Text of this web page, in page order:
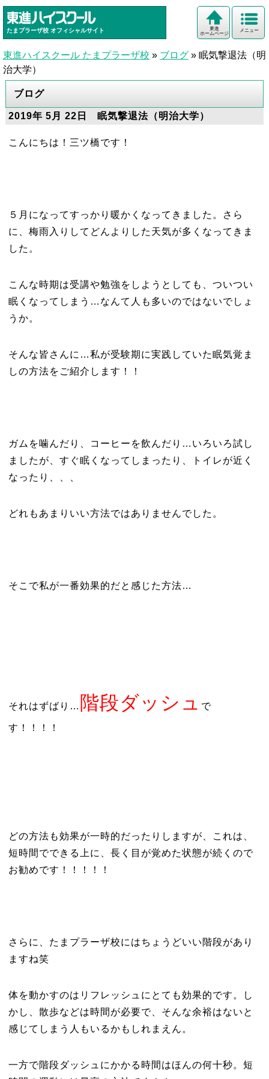
たまプラーザ校 オフィシャルサイト メニュー
東進
ホームページ
東進ハイスクール たまプラーザ校 » ブログ » 眠気撃退法（明
治大学）
ブログ
2019年 5月 22日 眠気撃退法（明治大学）
こんにちは！三ツ橋です！
５月になってすっかり暖かくなってきました。さら
に、梅雨入りしてどんよりした天気が多くなってきま
した。
こんな時期は受講や勉強をしようとしても、ついつい
眠くなってしまう…なんて人も多いのではないでしょ
うか。
そんな皆さんに…私が受験期に実践していた眠気覚ま
しの方法をご紹介します！！
ガムを噛んだり、コーヒーを飲んだり…いろいろ試し
ましたが、すぐ眠くなってしまったり、トイレが近く
なったり、、、
どれもあまりいい方法ではありませんでした。
そこで私が一番効果的だと感じた方法…
それはずばり… 階段ダッシュ で
す！！！！
どの方法も効果が一時的だったりしますが、これは、
短時間でできる上に、長く目が覚めた状態が続くので
お勧めです！！！！！
さらに、たまプラーザ校にはちょうどいい階段があり
ますね笑
体を動かすのはリフレッシュにとても効果的です。し
かし、散歩などは時間が必要で、そんな余裕はないと
感じてしまう人もいるかもしれまえん。
一方で階段ダッシュにかかる時間はほんの何十秒。短